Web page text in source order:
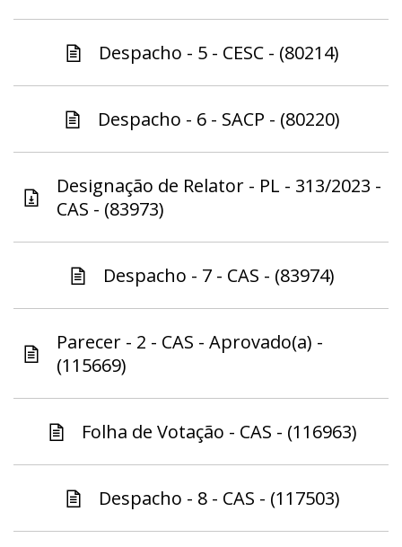
Despacho - 5 - CESC - (80214)
Despacho - 6 - SACP - (80220)
Designação de Relator - PL - 313/2023 -
CAS - (83973)
Despacho - 7 - CAS - (83974)
Parecer - 2 - CAS - Aprovado(a) -
(115669)
Folha de Votação - CAS - (116963)
Despacho - 8 - CAS - (117503)